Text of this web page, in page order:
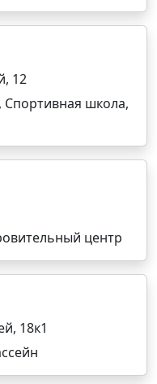
12
школа,
центр
18к1